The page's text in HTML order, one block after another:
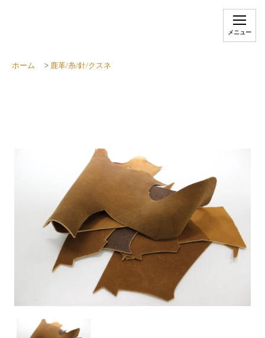
メニュー
ホーム > 鹿革/糸/針/クスネ